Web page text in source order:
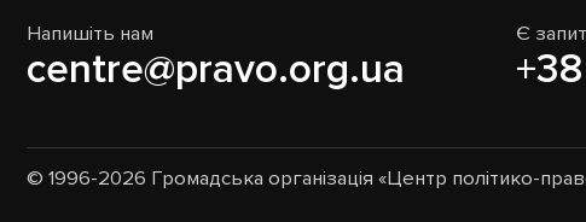
Напишіть нам
centre@pravo.org.ua
Є
© 1996-2026 Громадська організація «Центр політико-